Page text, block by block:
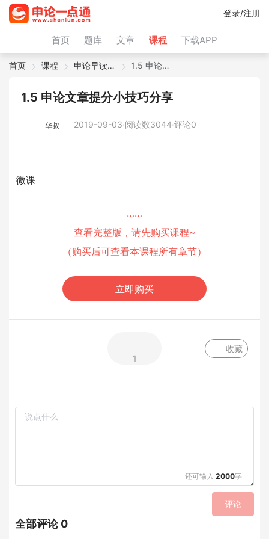
首页 题库 文章 课程 下载APP
登录/注册
首页 课程 申论早读微课 1.5 申论文章提分小技巧分享
1.5 申论文章提分小技巧分享
华叔 2019-09-03·阅读数3044·评论0
微课
……
查看完整版，请先购买课程~
（购买后可查看本课程所有章节）
立即购买
1
收藏
还可输入 2000字
评论
全部评论 0